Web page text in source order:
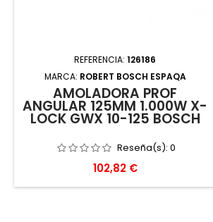
REFERENCIA: 126186
MARCA: ROBERT BOSCH ESPAQA
AMOLADORA PROF
ANGULAR 125MM 1.000W X-
LOCK GWX 10-125 BOSCH
Reseña(s): 0
Precio
102,82 €